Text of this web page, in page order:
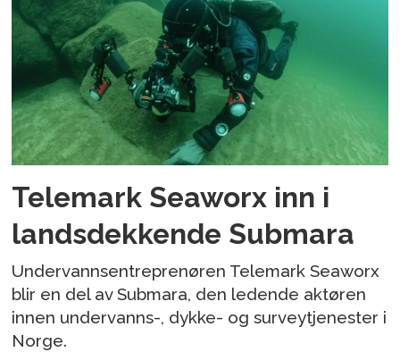
Telemark Seaworx inn i
landsdekkende Submara
Undervannsentreprenøren Telemark Seaworx
blir en del av Submara, den ledende aktøren
innen undervanns-, dykke- og surveytjenester i
Norge.